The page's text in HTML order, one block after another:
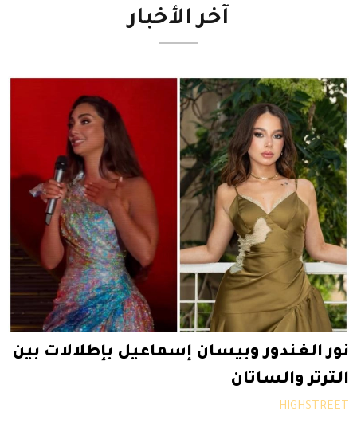
آخر الأخبار
نور الغندور وبيسان إسماعيل بإطلالات بين
الترتر والساتان
HIGHSTREET